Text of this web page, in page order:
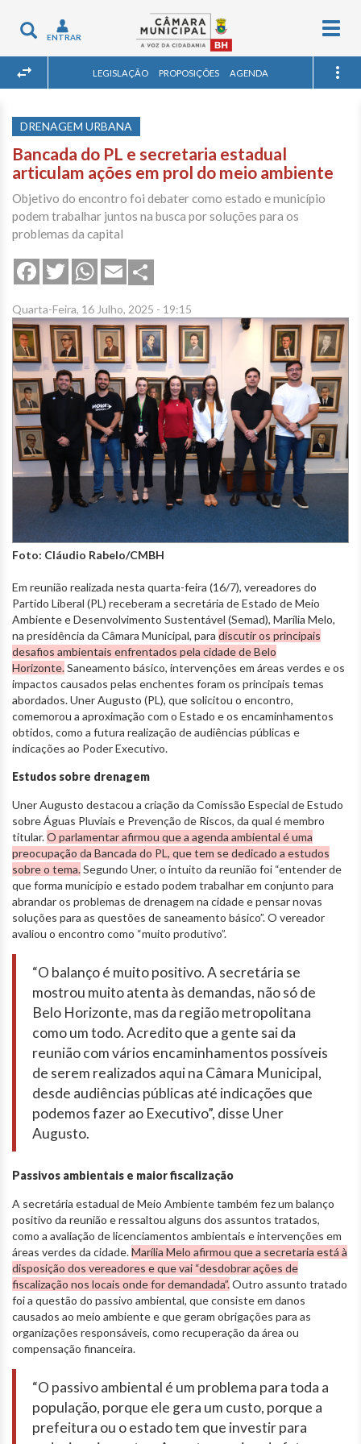
Toggle
navigation
ENTRAR
LEGISLAÇÃO PROPOSIÇÕES AGENDA
DRENAGEM URBANA
Bancada do PL e secretaria estadual
articulam ações em prol do meio ambiente
Objetivo do encontro foi debater como estado e município
podem trabalhar juntos na busca por soluções para os
problemas da capital
FacebookTwitterWhatsApp
Email
Quarta-Feira, 16 Julho, 2025 - 19:15
Foto: Cláudio Rabelo/CMBH
Em reunião realizada nesta quarta-feira (16/7), vereadores do
Partido Liberal (PL) receberam a secretária de Estado de Meio
Ambiente e Desenvolvimento Sustentável (Semad), Marília Melo,
na presidência da Câmara Municipal, para discutir os principais
desafios ambientais enfrentados pela cidade de Belo
Horizonte.Saneamento básico, intervenções em áreas verdes e os
impactos causados pelas enchentes foram os principais temas
abordados. Uner Augusto (PL), que solicitou o encontro,
comemorou a aproximação com o Estado e os encaminhamentos
obtidos, como a futura realização de audiências públicas e
indicações ao Poder Executivo.
Estudos sobre drenagem
Uner Augusto destacou a criação da Comissão Especial de Estudo
sobre Águas Pluviais e Prevenção de Riscos, da qual é membro
titular.O parlamentar afirmou que a agenda ambiental é uma
preocupação da Bancada do PL, que tem se dedicado a estudos
sobre o tema.Segundo Uner, o intuito da reunião foi “entender de
que forma município e estado podem trabalhar em conjunto para
abrandar os problemas de drenagem na cidade e pensar novas
soluções para as questões de saneamento básico”. O vereador
avaliou o encontro como “muito produtivo”.
“O balançoé muitopositivo.Asecretária se
mostrou muitoatenta às demandas, nãosóde
Belo Horizonte, mas da regiãometropolitana
comoum todo. Acreditoque a gente saida
reuniãocomvários encaminhamentos possíveis
de serem realizados aquina Câmara Municipal,
desde audiências públicas até indicações que
podemosfazerao Executivo”, disse Uner
Augusto.
Passivos ambientais e maior fiscalização
A secretária estadual de Meio Ambiente também fez um balanço
positivo da reunião e ressaltou alguns dos assuntos tratados,
como a avaliação de licenciamentos ambientais e intervenções em
áreas verdes da cidade.Marília Melo afirmou que a secretaria está à
disposição dos vereadores e que vai “desdobrarações de
fiscalização nos locais ondefordemandada”.Outro assunto tratado
foi a questão do passivo ambiental, que consiste em danos
causados ao meio ambiente e que geram obrigações para as
organizações responsáveis, como recuperação da área ou
compensação financeira.
“O passivoambiental é um problema paratoda a
população, porque ele gera um custo, porque a
prefeitura ou o estadotem que investirpara